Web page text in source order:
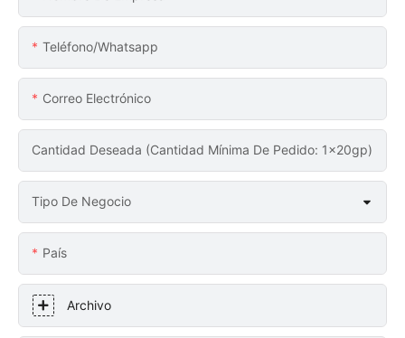
Teléfono/whatsapp
Correo Electrónico
Cantidad Deseada (Cantidad Mínima De Pedido: 1x20gp)
Tipo De Negocio
País
Archivo